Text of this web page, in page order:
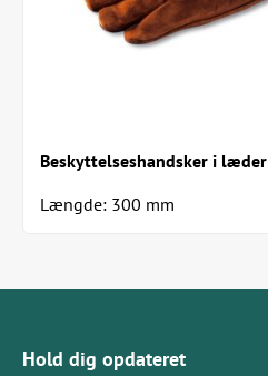
Beskyttelseshandsker i læder
Længde: 300 mm
Hold dig opdateret